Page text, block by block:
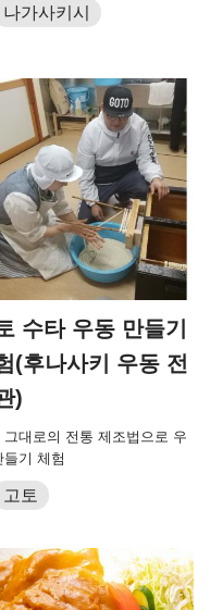
나가사키시
수타 우동 만들기
(후나사키 우동 전
)
그대로의 전통 제조법으로 우
들기 체험
고토